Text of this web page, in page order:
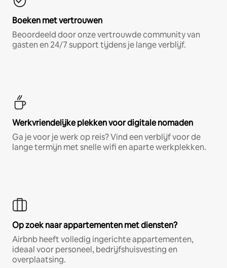
Boeken met vertrouwen
Beoordeeld door onze vertrouwde community van
gasten en 24/7 support tijdens je lange verblijf.
Werkvriendelijke plekken voor digitale nomaden
Ga je voor je werk op reis? Vind een verblijf voor de
lange termijn met snelle wifi en aparte werkplekken.
Op zoek naar appartementen met diensten?
Airbnb heeft volledig ingerichte appartementen,
ideaal voor personeel, bedrijfshuisvesting en
overplaatsing.